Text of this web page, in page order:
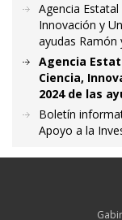
Agencia
Innovación y
ayudas Ramón
Agencia
Ciencia,
2024 de las
Boletín
Apoyo a la